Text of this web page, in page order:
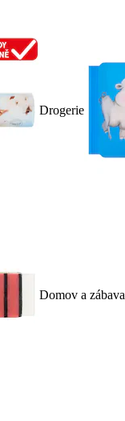
Drogerie
Domov a zábava